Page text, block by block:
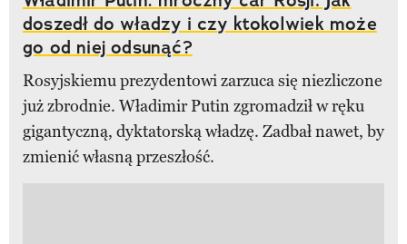
doszedł do władzy i czy ktokolwiek może
go od niej odsunąć?
Rosyjskiemu prezydentowi zarzuca się niezliczone
już zbrodnie. Władimir Putin zgromadził w ręku
gigantyczną, dyktatorską władzę. Zadbał nawet, by
zmienić własną przeszłość.